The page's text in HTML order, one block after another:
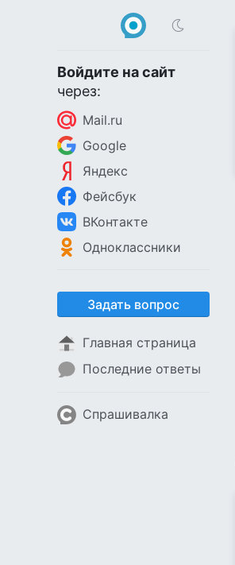
Войдите на сайт
через:
Mail.ru
Google
Яндекс
Фейсбук
ВКонтакте
Одноклассники
Задать вопрос
Главная страница
Последние ответы
Спрашивалка